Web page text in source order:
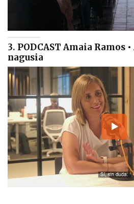
3. PODCAST Amaia Ramos
nagusia